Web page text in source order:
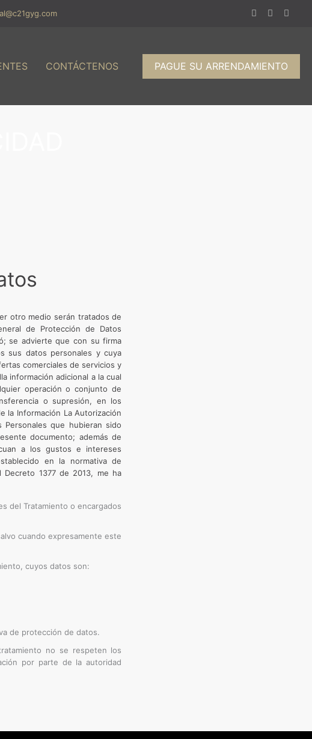
CONTÁCTENOS PAGUE SU ARRENDAMIENTO
otro medio serán tratados de
de Protección de Datos
se advierte que con su firma
sus datos personales y cuya
comerciales de servicios y
información adicional a la cual
operación o conjunto de
o supresión, en los
la Información La Autorización
que hubieran sido
documento; además de
a los gustos e intereses
en la normativa de
1377 de 2013, me ha
del Tratamiento o encargados
cuando expresamente este
cuyos datos son:
de protección de datos.
no se respeten los
por parte de la autoridad